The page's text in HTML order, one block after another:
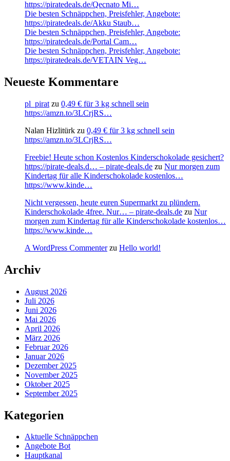
https://piratedeals.de/Qecnato Mi…
Die besten Schnäppchen, Preisfehler, Angebote:
https://piratedeals.de/Akku Staub…
Die besten Schnäppchen, Preisfehler, Angebote:
https://piratedeals.de/Portal Cam…
Die besten Schnäppchen, Preisfehler, Angebote:
https://piratedeals.de/VETAIN Veg…
Neueste Kommentare
pl_pirat zu 0,49 € für 3 kg schnell sein
https://amzn.to/3LCrjRS…
Nalan Hizlitürk zu 0,49 € für 3 kg schnell sein
https://amzn.to/3LCrjRS…
Freebie! Heute schon Kostenlos Kinderschokolade gesichert?
https://pirate-deals.d… – pirate-deals.de zu Nur morgen zum
Kindertag für alle Kinderschokolade kostenlos…
https://www.kinde…
Nicht vergessen, heute euren Supermarkt zu plündern.
Kinderschokolade 4free. Nur… – pirate-deals.de zu Nur
morgen zum Kindertag für alle Kinderschokolade kostenlos…
https://www.kinde…
A WordPress Commenterzu Hello world!
Archiv
August 2026
Juli 2026
Juni 2026
Mai 2026
April 2026
März 2026
Februar 2026
Januar 2026
Dezember 2025
November 2025
Oktober 2025
September 2025
Kategorien
Aktuelle Schnäppchen
Angebote Bot
Hauptkanal